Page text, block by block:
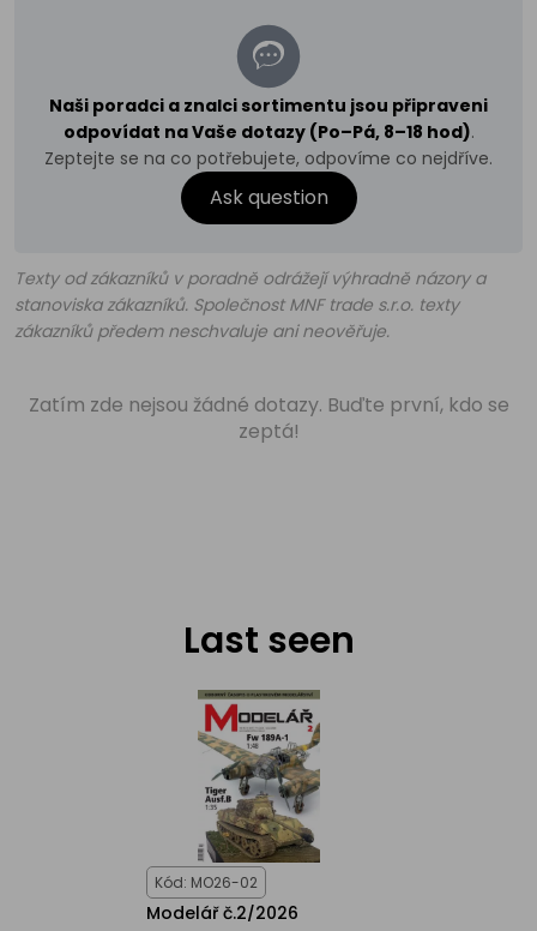
Naši poradci a znalci sortimentu jsou připraveni
odpovídat na Vaše dotazy (Po–Pá, 8–18 hod).
Zeptejte se na co potřebujete, odpovíme co nejdříve.
Ask question
Texty od zákazníků v poradně odrážejí výhradně názory a
stanoviska zákazníků. Společnost MNF trade s.r.o. texty
zákazníků předem neschvaluje ani neověřuje.
Zatím zde nejsou žádné dotazy. Buďte první, kdo se
zeptá!
Last seen
Kód: MO26-02
Modelář č.2/2026